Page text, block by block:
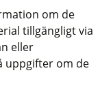
om de
tillgängligt via
eller
uppgifter om de